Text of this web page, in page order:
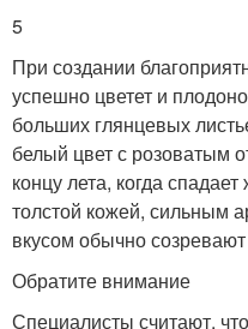
5
При создании
успешно цветет и
больших глянцевых
белый цвет с розоватым
концу лета, когда
толстой кожей, сильным
вкусом обычно
Обратите внимание
Специалисты считают,